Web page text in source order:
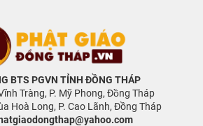
BTS PGVN TỈNH ĐỒNG THÁP
Tràng, P. Mỹ Phong, Đồng Tháp
Hoà Long, P. Cao Lãnh, Đồng Tháp